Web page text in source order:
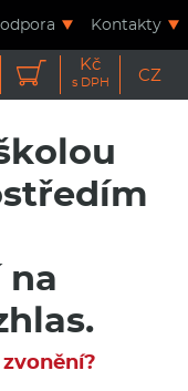
Kontakty
 Kč
s DPH CZ
na